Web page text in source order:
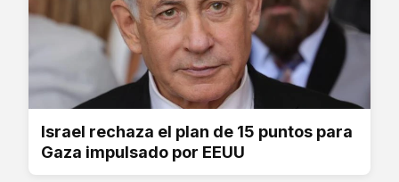
Israel rechaza el plan de 15 puntos para
Gaza impulsado por EEUU